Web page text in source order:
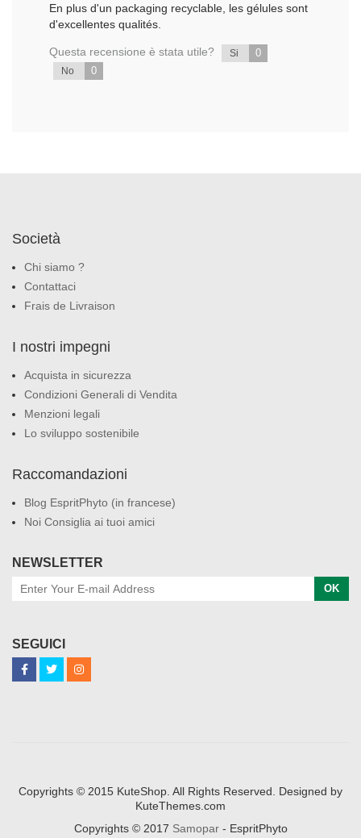
En plus d'un packaging recyclable, les gélules sont
d'excellentes qualités.
Questa recensione è stata utile? Si 0
No 0
Società
Chi siamo ?
Contattaci
Frais de Livraison
I nostri impegni
Acquista in sicurezza
Condizioni Generali di Vendita
Menzioni legali
Lo sviluppo sostenibile
Raccomandazioni
Blog EspritPhyto (in francese)
Noi Consiglia ai tuoi amici
NEWSLETTER
OK
SEGUICI
Copyrights © 2015 KuteShop. All Rights Reserved. Designed by
KuteThemes.com
Copyrights © 2017 Samopar- EspritPhyto